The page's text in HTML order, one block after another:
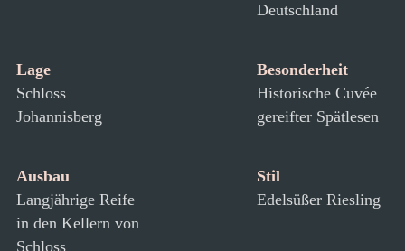
Deutschland
Lage
Schloss
Johannisberg
Besonderheit
Historische Cuvée
gereifter Spätlesen
Ausbau
Langjährige Reife
in den Kellern von
Schloss
Stil
Edelsüßer Riesling